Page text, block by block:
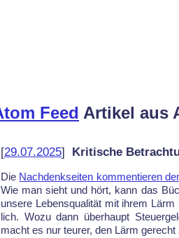
Artikel aus
[29.07.2025] Kritische
Die Nach­denk­sei­ten kom­men­tie­ren
Wie man sieht und hört, kann das
un­sere Le­bens­qua­li­tät mit ih­rem
lich. Wo­zu dann über­haupt
macht es nur teu­rer, den Lärm ge­recht